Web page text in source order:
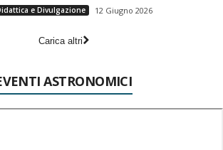
e Divulgazione 12 Giugno 2026
Carica altri
ASTRONOMICI